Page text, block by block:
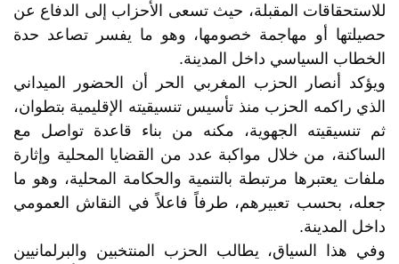
للاستحقاقات المقبلة، حيث تسعى الأحزاب إلى الدفاع عن
حصيلتها أو مهاجمة خصومها، وهو ما يفسر تصاعد حدة
الخطاب السياسي داخل المدينة.
ويؤكد أنصار الحزب المغربي الحر أن الحضور الميداني
الذي راكمه الحزب منذ تأسيس تنسيقيته الإقليمية بتطوان،
ثم تنسيقيته الجهوية، مكنه من بناء قاعدة تواصل مع
الساكنة، من خلال مواكبة عدد من القضايا المحلية وإثارة
ملفات يعتبرها مرتبطة بالتنمية والحكامة المحلية، وهو ما
جعله، بحسب تعبيرهم، طرفاً فاعلاً في النقاش العمومي
داخل المدينة.
وفي هذا السياق، يطالب الحزب المنتخبين والبرلمانيين